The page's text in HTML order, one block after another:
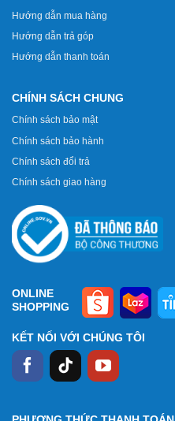
Hướng dẫn mua hàng
Hướng dẫn trả góp
Hướng dẫn thanh toán
CHÍNH SÁCH CHUNG
Chính sách bảo mật
Chính sách bảo hành
Chính sách đổi trả
Chính sách giao hàng
ONLINE
SHOPPING
KẾT NỐI VỚI CHÚNG TÔI